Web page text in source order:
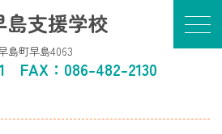
島支援学校
島町早島4063
FAX：086-482-2130